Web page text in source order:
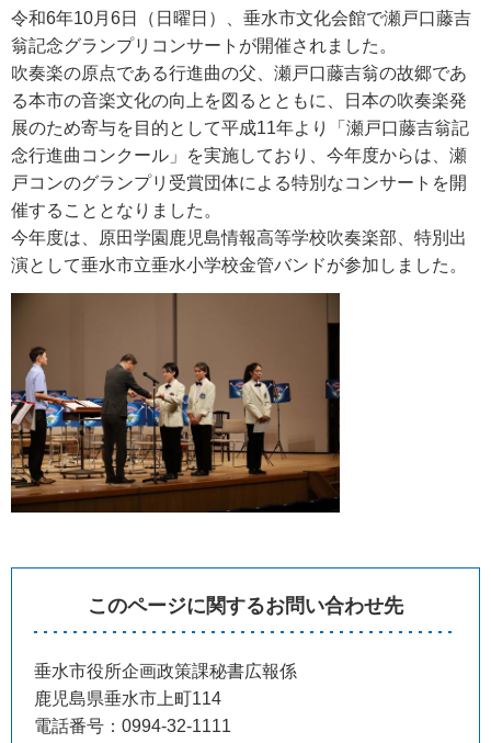
令和6年10月6日（日曜日）、垂水市文化会館で瀬戸口藤吉
翁記念グランプリコンサートが開催されました。
吹奏楽の原点である行進曲の父、瀬戸口藤吉翁の故郷であ
る本市の音楽文化の向上を図るとともに、日本の吹奏楽発
展のため寄与を目的として平成11年より「瀬戸口藤吉翁記
念行進曲コンクール」を実施しており、今年度からは、瀬
戸コンのグランプリ受賞団体による特別なコンサートを開
催することとなりました。
今年度は、原田学園鹿児島情報高等学校吹奏楽部、特別出
演として垂水市立垂水小学校金管バンドが参加しました。
このページに関するお問い合わせ先
垂水市役所企画政策課秘書広報係
鹿児島県垂水市上町114
電話番号：0994-32-1111